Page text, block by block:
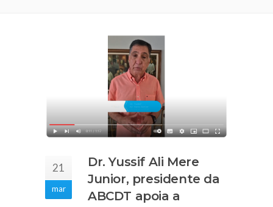
21
mar
Dr. Yussif Ali Mere
Junior, presidente da
ABCDT apoia a